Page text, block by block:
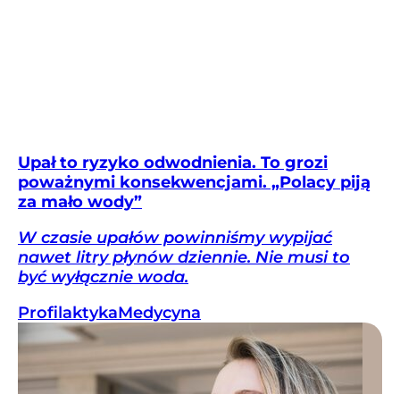
Upał to ryzyko odwodnienia. To grozi
poważnymi konsekwencjami. „Polacy piją
za mało wody”
W czasie upałów powinniśmy wypijać
nawet litry płynów dziennie. Nie musi to
być wyłącznie woda.
ProfilaktykaMedycyna